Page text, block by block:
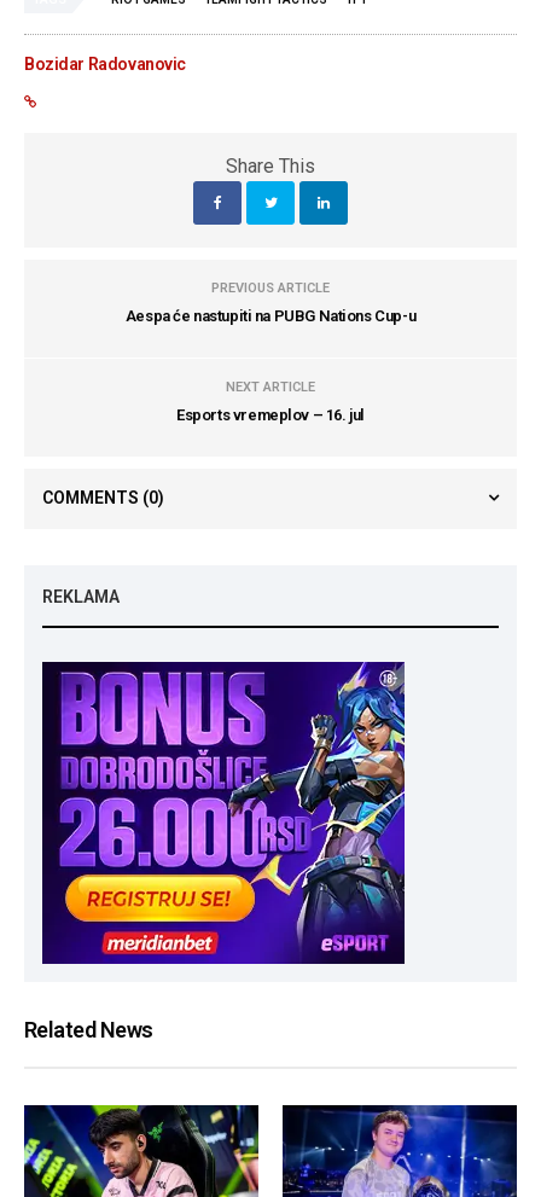
Bozidar Radovanovic
Share This
PREVIOUS ARTICLE
Aespa će nastupiti na PUBG Nations Cup-u
NEXT ARTICLE
Esports vremeplov – 16. jul
COMMENTS (0)
REKLAMA
Related News